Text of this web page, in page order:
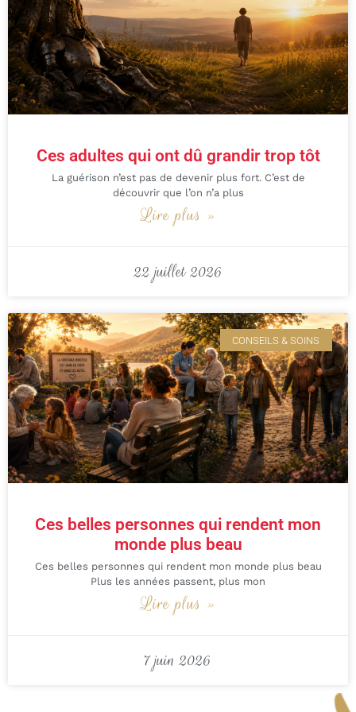
Ces adultes qui ont dû grandir trop tôt
La guérison n’est pas de devenir plus fort. C’est de
découvrir que l’on n’a plus
Lire plus »
22 juillet 2026
CONSEILS & SOINS
Ces belles personnes qui rendent mon
monde plus beau
Ces belles personnes qui rendent mon monde plus beau
Plus les années passent, plus mon
Lire plus »
7 juin 2026